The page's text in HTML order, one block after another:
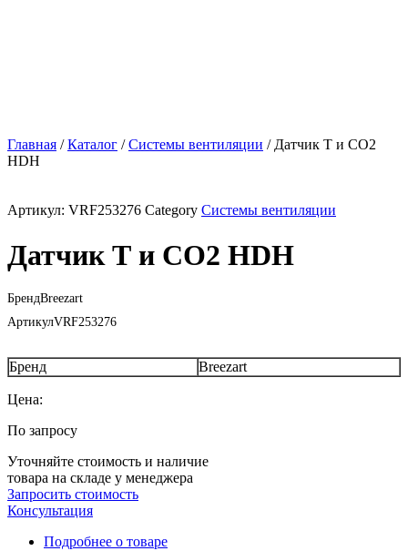
Главная /Каталог /Системы вентиляции / Датчик Т и CO2
HDH
Артикул: VRF253276 Category Системы вентиляции
Датчик Т и CO2 HDH
БрендBreezart
АртикулVRF253276
Бренд Breezart
Цена:
По запросу
Уточняйте стоимость и наличие
товара на складе у менеджера
Запросить стоимость
Консультация
Подробнее о товаре